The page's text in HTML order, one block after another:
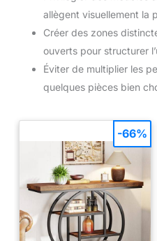
allègent visuellement la
Créer des zones
ouverts pour structurer
Éviter de multiplier les
quelques pièces bien
-66%